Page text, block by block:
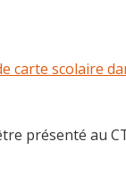
carte scolaire
présenté au